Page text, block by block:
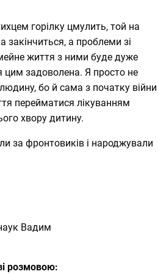
горілку цмулить, той на
закінчиться, а проблеми зі
життя з ними буде дуже
цим задоволена. Я просто не
бо й сама з початку війни
перейматися лікуванням
хвору дитину.
за фронтовиків і народжували
Вадим
розмовою: